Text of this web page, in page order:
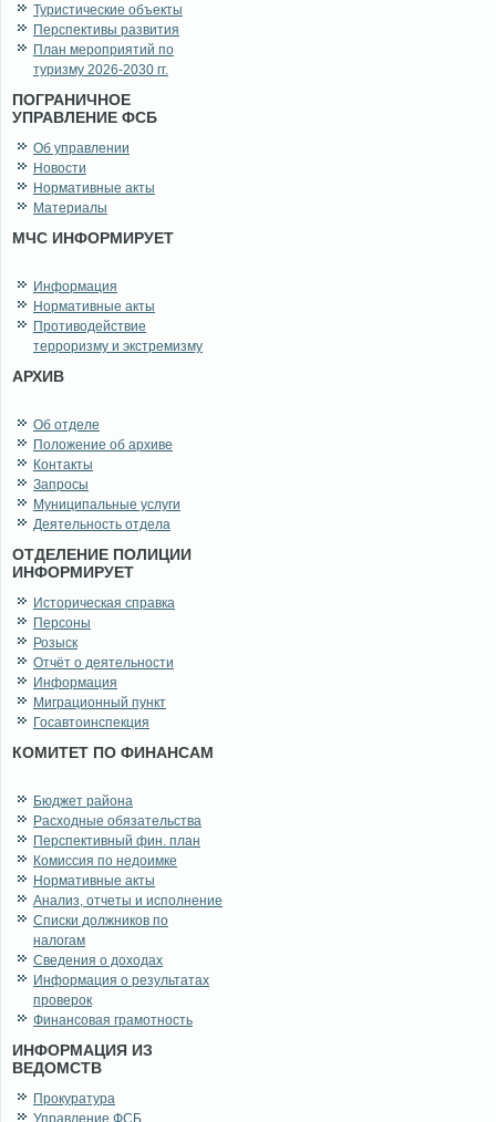
Туристические объекты
Перспективы развития
План мероприятий по
туризму 2026-2030 гг.
ПОГРАНИЧНОЕ
УПРАВЛЕНИЕ ФСБ
Об управлении
Новости
Нормативные акты
Материалы
МЧС ИНФОРМИРУЕТ
Информация
Нормативные акты
Противодействие
терроризму и экстремизму
АРХИВ
Об отделе
Положение об архиве
Контакты
Запросы
Муниципальные услуги
Деятельность отдела
ОТДЕЛЕНИЕ ПОЛИЦИИ
ИНФОРМИРУЕТ
Историческая справка
Персоны
Розыск
Отчёт о деятельности
Информация
Миграционный пункт
Госавтоинспекция
КОМИТЕТ ПО ФИНАНСАМ
Бюджет района
Расходные обязательства
Перспективный фин. план
Комиссия по недоимке
Нормативные акты
Анализ, отчеты и исполнение
Списки должников по
налогам
Сведения о доходах
Информация о результатах
проверок
Финансовая грамотность
ИНФОРМАЦИЯ ИЗ
ВЕДОМСТВ
Прокуратура
Управление ФСБ